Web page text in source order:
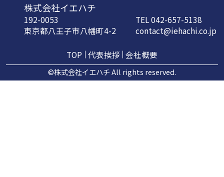
株式会社イエハチ
192-0053
東京都八王子市八幡町4-2
TEL 042-657-5138
contact@iehachi.co.jp
TOP 代表挨拶 会社概要
©株式会社イエハチ All rights reserved.